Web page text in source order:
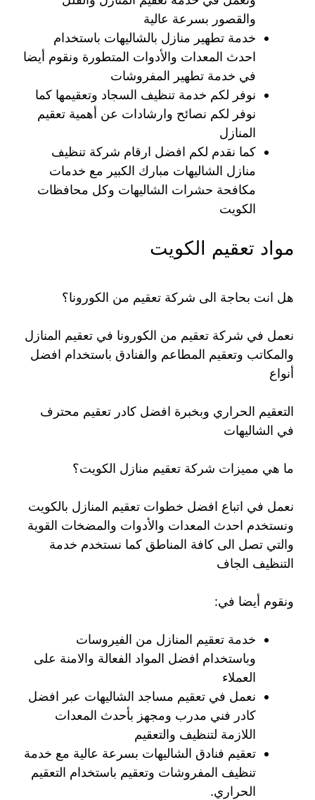
والقصور بسرعة عالية
خدمة تطهير منازل بالشاليهات باستخدام
احدث المعدات والأدوات المتطورة ونقوم أيضا
في خدمة تطهير المفروشات
نوفر لكم خدمة تنظيف السجاد وتعقيمها كما
نوفر لكم نصائح وارشادات عن أهمية تعقيم
المنازل
كما نقدم لكم افضل ارقام شركة تنظيف
منازل الشاليهات مبارك الكبير مع خدمات
مكافحة حشرات الشاليهات وكل محافظات
الكويت
مواد تعقيم الكويت
هل انت بحاجة الى شركة تعقيم من الكورونا؟
نعمل في شركة تعقيم من الكورونا في تعقيم المنازل
والمكاتب وتعقيم المطاعم والفنادق باستخدام افضل
أنواع
التعقيم الحراري وبخبرة افضل كادر تعقيم محترف
في الشاليهات
ما هي مميزات شركة تعقيم منازل الكويت؟
نعمل في اتباع افضل خطوات تعقيم المنازل بالكويت
ونستخدم احدث المعدات والأدوات والمضخات القوية
والتي تصل الى كافة المناطق كما نستخدم خدمة
التنظيف الجاف
ونقوم أيضا في:
خدمة تعقيم المنازل من الفيروسات
وباستخدام افضل المواد الفعالة والامنة على
العملاء
نعمل في تعقيم مساجد الشاليهات عبر افضل
كادر فني مدرب ومجهز بأحدث المعدات
اللازمة لتنظيف والتعقيم
تعقيم فنادق الشاليهات بسرعة عالية مع خدمة
تنظيف المفروشات وتعقيم باستخدام التعقيم
الحراري.